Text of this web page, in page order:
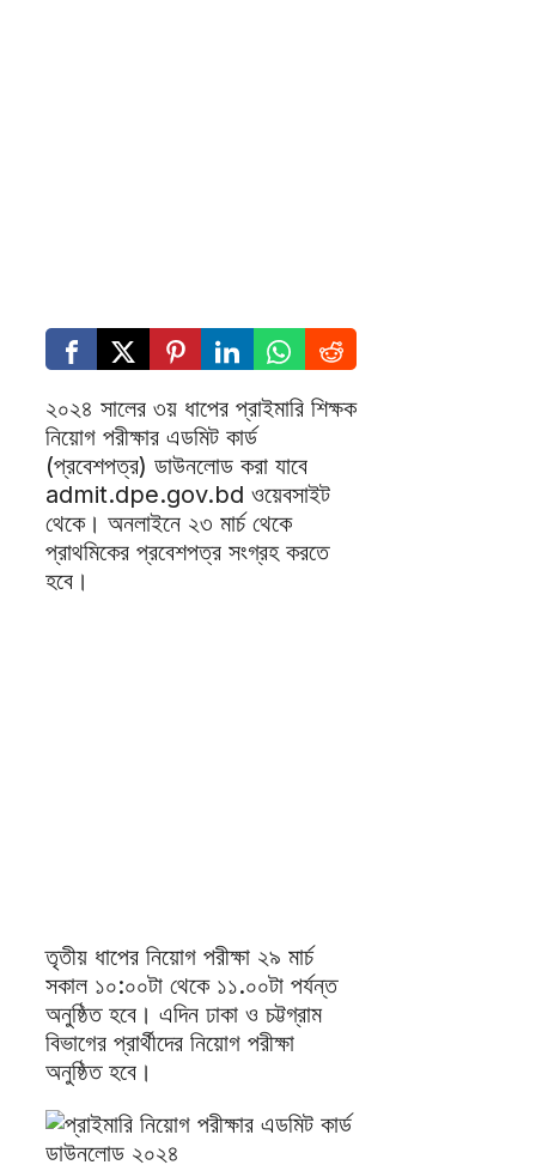
২০২৪ সালের ৩য় ধাপের প্রাইমারি শিক্ষক
নিয়োগ পরীক্ষার এডমিট কার্ড
(প্রবেশপত্র) ডাউনলোড করা যাবে
admit.dpe.gov.bd ওয়েবসাইট
থেকে। অনলাইনে ২৩ মার্চ থেকে
প্রাথমিকের প্রবেশপত্র সংগ্রহ করতে
হবে।
তৃতীয় ধাপের নিয়োগ পরীক্ষা ২৯ মার্চ
সকাল ১০:০০টা থেকে ১১.০০টা পর্যন্ত
অনুষ্ঠিত হবে। এদিন ঢাকা ও চট্টগ্রাম
বিভাগের প্রার্থীদের নিয়োগ পরীক্ষা
অনুষ্ঠিত হবে।